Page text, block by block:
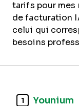
tarifs pour
de facturation
celui qui
besoins
1 Younium